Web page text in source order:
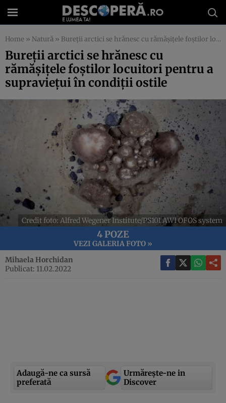
Home » Natură » Bureții arctici se hrănesc cu rămășițele foștilor locuitori pentru a supraviețui în condiții ostile
Bureții arctici se hrănesc cu
rămășițele foștilor locuitori pentru a
supraviețui în condiții ostile
Credit foto: Alfred Wegener Institute/PS101 AWI OFOS system
4 POZE
VEZI GALERIA FOTO »
Mihaela Horchidan
Publicat: 11.02.2022
Adaugă-ne ca sursă
preferată
Urmărește-ne in
Discover